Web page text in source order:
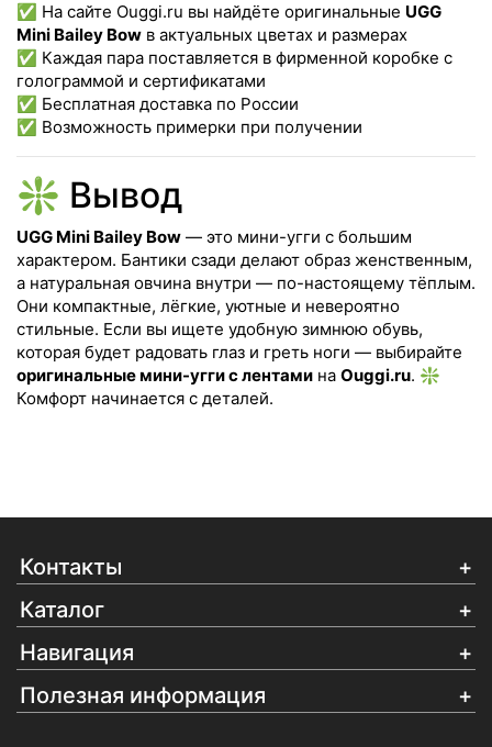
✅ На сайте Ouggi.ru вы найдёте оригинальные UGG
Mini Bailey Bow в актуальных цветах и размерах
✅ Каждая пара поставляется в фирменной коробке с
голограммой и сертификатами
✅ Бесплатная доставка по России
✅ Возможность примерки при получении
❇️ Вывод
UGG Mini Bailey Bow — это мини-угги с большим
характером. Бантики сзади делают образ женственным,
а натуральная овчина внутри — по-настоящему тёплым.
Они компактные, лёгкие, уютные и невероятно
стильные. Если вы ищете удобную зимнюю обувь,
которая будет радовать глаз и греть ноги — выбирайте
оригинальные мини-угги с лентами на Ouggi.ru. ❇️
Комфорт начинается с деталей.
Контакты
Каталог
Навигация
Полезная информация